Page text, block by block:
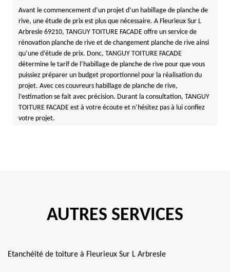
Avant le commencement d’un projet d’un habillage de planche de
rive, une étude de prix est plus que nécessaire. A Fleurieux Sur L
Arbresle 69210, TANGUY TOITURE FACADE offre un service de
rénovation planche de rive et de changement planche de rive ainsi
qu’une d’étude de prix. Donc, TANGUY TOITURE FACADE
détermine le tarif de l’habillage de planche de rive pour que vous
puissiez préparer un budget proportionnel pour la réalisation du
projet. Avec ces couvreurs habillage de planche de rive,
l’estimation se fait avec précision. Durant la consultation, TANGUY
TOITURE FACADE est à votre écoute et n’hésitez pas à lui confiez
votre projet.
AUTRES SERVICES
Etanchéité de toiture à Fleurieux Sur L Arbresle